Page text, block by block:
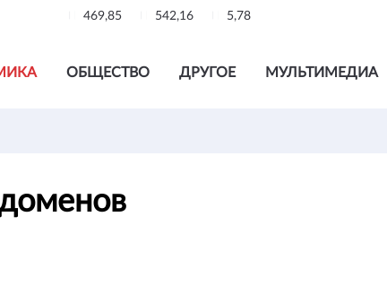
469,85 542,16 5,78
ОБЩЕСТВО ДРУГОЕ МУЛЬТИМЕДИА